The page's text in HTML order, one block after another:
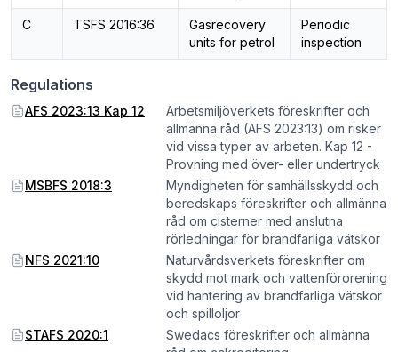
C TSFS 2016:36
Gasrecovery
units for petrol
Periodic
inspection
Regulations
AFS 2023:13 Kap 12
Arbetsmiljöverkets föreskrifter och
allmänna råd (AFS 2023:13) om risker
vid vissa typer av arbeten. Kap 12 -
Provning med över- eller undertryck
MSBFS 2018:3
Myndigheten för samhällsskydd och
beredskaps föreskrifter och allmänna
råd om cisterner med anslutna
rörledningar för brandfarliga vätskor
NFS 2021:10
Naturvårdsverkets föreskrifter om
skydd mot mark och vattenförorening
vid hantering av brandfarliga vätskor
och spilloljor
STAFS 2020:1
Swedacs föreskrifter och allmänna